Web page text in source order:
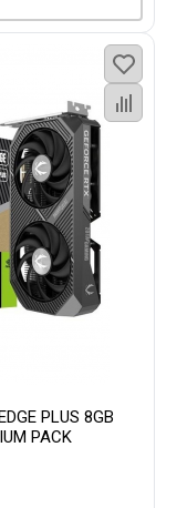
PLUS 8GB
PACK